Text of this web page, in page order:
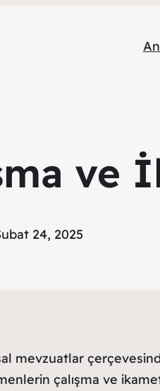
ve
24, 2025
mevzuatlar
çalışma ve